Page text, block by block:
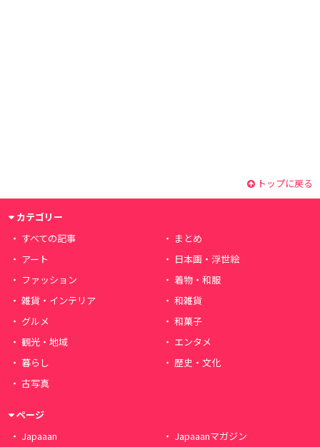
トップに戻る
カテゴリー
すべての記事
まとめ
アート
日本画・浮世絵
ファッション
着物・和服
雑貨・インテリア
和雑貨
グルメ
和菓子
観光・地域
エンタメ
暮らし
歴史・文化
古写真
ページ
Japaaan
Japaaanマガジン